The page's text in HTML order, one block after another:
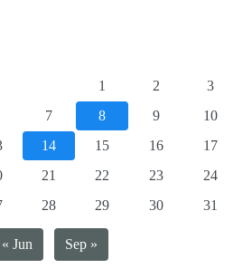
1 2
3
7 8 9
10
14 15 16
17
21 22 23
24
28 29 30 31
« Jun Sep »